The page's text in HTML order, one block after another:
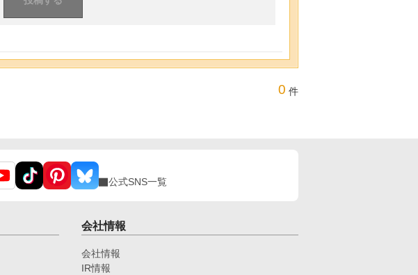
0 件
公式SNS一覧
会社情報
会社情報
IR情報